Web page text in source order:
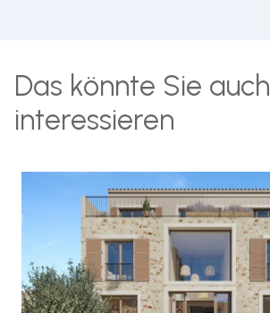
Das könnte Sie auch
interessieren